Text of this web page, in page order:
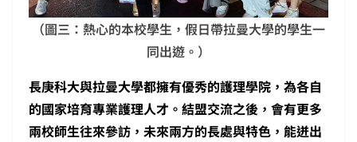
（圖三：熱心的本校學生，假日帶拉曼大學的學生一
同出遊。）
長庚科大與拉曼大學都擁有優秀的護理學院，為各自
的國家培育專業護理人才。結盟交流之後，會有更多
兩校師生往來參訪，未來兩方的長處與特色，能迸出